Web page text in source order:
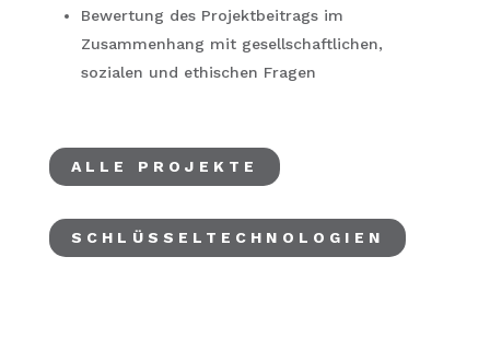
Bewertung des Projektbeitrags im
Zusammenhang mit gesellschaftlichen,
sozialen und ethischen Fragen
ALLE PROJEKTE
SCHLÜSSELTECHNOLOGIEN